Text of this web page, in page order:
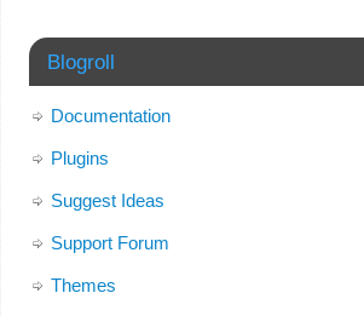
Blogroll
Documentation
Plugins
Suggest Ideas
Support Forum
Themes